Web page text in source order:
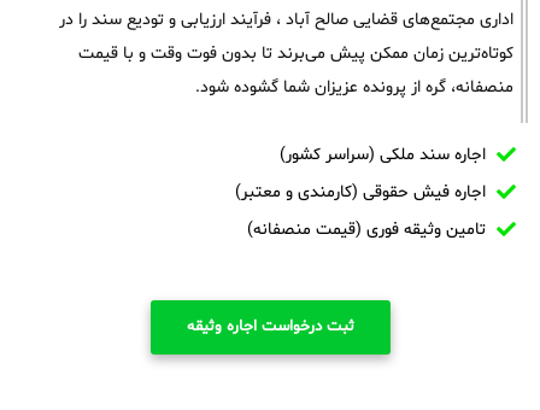
اداری مجتمع‌های قضایی صالح آباد ، فرآیند ارزیابی و تودیع سند را در
کوتاه‌ترین زمان ممکن پیش می‌برند تا بدون فوت وقت و با قیمت
منصفانه، گره از پرونده عزیزان شما گشوده شود.
اجاره سند ملکی (سراسر کشور)
اجاره فیش حقوقی (کارمندی و معتبر)
تامین وثیقه فوری (قیمت منصفانه)
ثبت درخواست اجاره وثیقه